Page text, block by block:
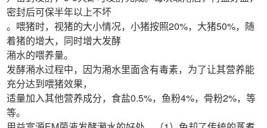
密封后可保半年以上不坏
。喂猪时，视猪的大小情况，小猪按照20%，大猪50%，随
着猪的增大，同时增大发酵
潲水的喂养量。
发酵潲水过程中，因为潲水里面含有毒素，为了让其营养能
充分达到喂猪效果，
适量加入其他营养成分，食盐0.5%，鱼粉4%，骨粉2%，等
等。